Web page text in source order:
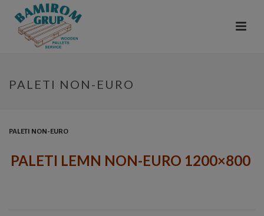
PALETI NON-EURO
PALETI NON-EURO
PALETI LEMN NON-EURO 1200×800